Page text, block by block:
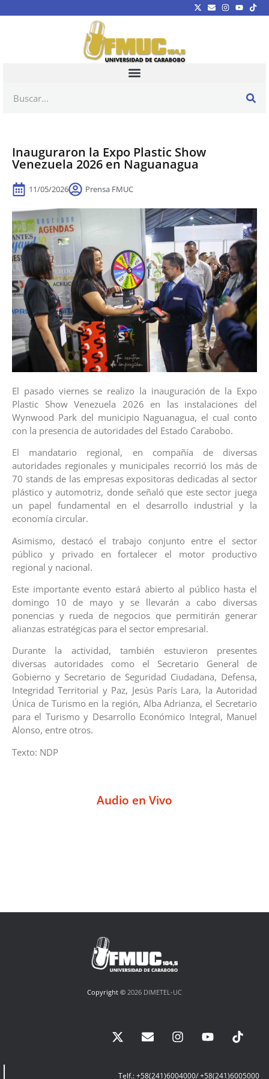
Inauguraron la Expo Plastic Show
Venezuela 2026 en Naguanagua
11/05/2026 Prensa FMUC
El pasado viernes se realizo la inauguración de la Expo
Plastic Show Venezuela 2026 en las instalaciones del
Wynwood Park del municipio Naguanagua, el cual conto
con la presencia de autoridades del Estado Carabobo.
El mandatario regional, en compañía de diversas
autoridades regionales y municipales recorrió los más de
70 stands de las empresas expositoras dedicadas al sector
plástico y automotriz, donde señaló que este sector juega
un papel fundamental en el desarrollo industrial y la
economía circular.
Asimismo, destacó el trabajo conjunto entre el sector
público y privado en fortalecer el motor productivo
regional y nacional.
Este importante evento estará abierto al público hasta el
domingo 10 de mayo y se llevarán a cabo diversas
ponencias y rueda de negocios que permitirán generar
alianzas estratégicas para el sector empresarial.
Durante la actividad, también estuvieron presentes
diversas autoridades como el Secretario General de
Gobierno y Secretario de Seguridad Ciudadana, Defensa,
Integridad Territorial y Paz, Jesús París Lara, la Autoridad
Única de Turismo en la región, Alba Adrianza, el Secretario
para el Turismo y Desarrollo Económico Integral, Manuel
Alonso, entre otros.
Texto: NDP
Audio en Vivo
Copyright © 2026 DIMETEL-UC
Telf.: +58(241)6004000/ +58(241)6005000